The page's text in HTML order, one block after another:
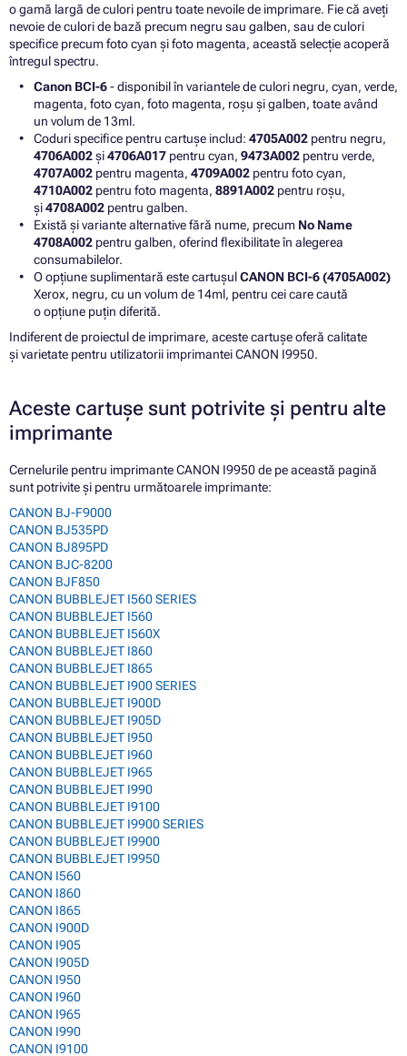
o gamă largă de culori pentru toate nevoile de imprimare. Fie că aveți
nevoie de culori de bază precum negru sau galben, sau de culori
specifice precum foto cyan și foto magenta, această selecție acoperă
întregul spectru.
Canon BCI-6- disponibil în variantele de culori negru, cyan, verde,
magenta, foto cyan, foto magenta, roșu și galben, toate având
un volum de 13ml.
Coduri specifice pentru cartușe includ: 4705A002 pentru negru,
4706A002și4706A017 pentru cyan, 9473A002 pentru verde,
4707A002 pentru magenta, 4709A002 pentru foto cyan,
4710A002 pentru foto magenta, 8891A002 pentru roșu,
și4708A002 pentru galben.
Există și variante alternative fără nume, precum No Name
4708A002 pentru galben, oferind flexibilitate în alegerea
consumabilelor.
O opțiune suplimentară este cartușulCANON BCI-6 (4705A002)
Xerox, negru, cu un volum de 14ml, pentru cei care caută
o opțiune puțin diferită.
Indiferent de proiectul de imprimare, aceste cartușe oferă calitate
și varietate pentru utilizatorii imprimantei CANON I9950.
Aceste cartușe sunt potrivite și pentru alte
imprimante
Cernelurile pentru imprimante CANON I9950 de pe această pagină
sunt potrivite și pentru următoarele imprimante:
CANON BJ-F9000
CANON BJ535PD
CANON BJ895PD
CANON BJC-8200
CANON BJF850
CANON BUBBLEJET I560 SERIES
CANON BUBBLEJET I560
CANON BUBBLEJET I560X
CANON BUBBLEJET I860
CANON BUBBLEJET I865
CANON BUBBLEJET I900 SERIES
CANON BUBBLEJET I900D
CANON BUBBLEJET I905D
CANON BUBBLEJET I950
CANON BUBBLEJET I960
CANON BUBBLEJET I965
CANON BUBBLEJET I990
CANON BUBBLEJET I9100
CANON BUBBLEJET I9900 SERIES
CANON BUBBLEJET I9900
CANON BUBBLEJET I9950
CANON I560
CANON I860
CANON I865
CANON I900D
CANON I905
CANON I905D
CANON I950
CANON I960
CANON I965
CANON I990
CANON I9100